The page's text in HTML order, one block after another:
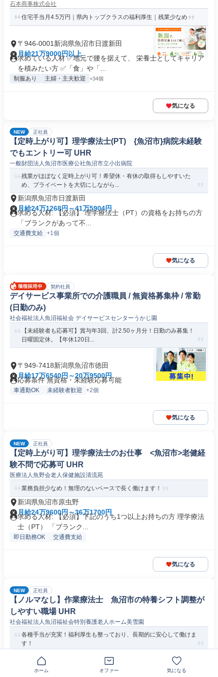
石本商事株式会社
住宅手当月4.5万円｜県内トップクラスの福利厚生｜残業少なめ
〒946-0001新潟県魚沼市日渡新田
月給21万9000円以上
求めている人材 ✅地元で腰を据えて、 栄養士としてキャリア
を積みたい方 ✅「食」や「...
制服あり 主婦・主夫歓迎 +34個
気になる
NEW 正社員
【定時上がり可】理学療法士(PT) {魚沼市}病院未経験
でもエントリー可 UHR
一般財団法人魚沼市医療公社魚沼市立小出病院
残業がほぼなく定時上がり可！希望休・有休の取得もしやすいた
め、プライベートを大切にしながら...
新潟県魚沼市日渡新田
月給24万1268円～41万5904円
求める人材: 【必須】 理学療法士（PT）の資格をお持ちの方
「ブランクがあって不...
交通費支給 +1個
気になる
契約社員
デイサービス事業所での介護職員 / 無資格募集枠 / 常勤
(日勤のみ)
社会福祉法人魚沼福祉会 デイサービスセンターうかじ園
【未経験者も応募可】賞与年3回、計2.50ヶ月分！日勤のみ募集！
日曜固定休。【年休120日...
〒949-7418新潟県魚沼市徳田
月給17万6540円～20万9500円
応募条件 無資格・未経験応募可能
車通勤OK 未経験者歓迎 +2個
気になる
NEW 正社員
【定時上がり可】理学療法士のお仕事 <魚沼市>老健経
験不問で応募可 UHR
医療法人魚野会老人保健施設清流苑
業務負担少なめ！無理のないペースで長く働けます！
新潟県魚沼市原虫野
月給24万9600円～36万1700円
求める人材: 【必須】下記のうち1つ以上お持ちの方 理学療法
士（PT） 「ブランク...
即日勤務OK 交通費支給
気になる
NEW 正社員
【ノルマなし】作業療法士 魚沼市の特養シフト調整が
しやすい職場 UHR
社会福祉法人魚沼福祉会特別養護老人ホーム美雪園
各種手当が充実！福利厚生も整っており、長期的に安心して働けま
す！
新潟県魚沼市和田
月給24万4500円以上
求める人材: 【必須】 作業療法士（OT）の資格をお持ちの方
ホーム オファー 気になる